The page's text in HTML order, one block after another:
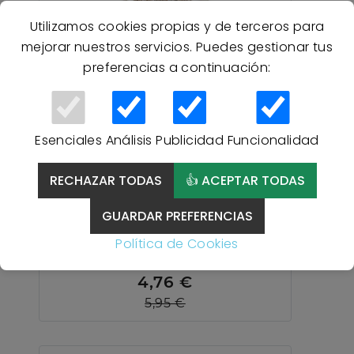
Utilizamos cookies propias y de terceros para
mejorar nuestros servicios. Puedes gestionar tus
preferencias a continuación:
Esenciales Análisis Publicidad Funcionalidad
RECHAZAR TODAS
👍 ACEPTAR TODAS
GUARDAR PREFERENCIAS
Política de Cookies
20 % Descuento
BOLSA DE PAN 61347 BH
TEXTIL - BEIGE
4,76 €
5,95 €